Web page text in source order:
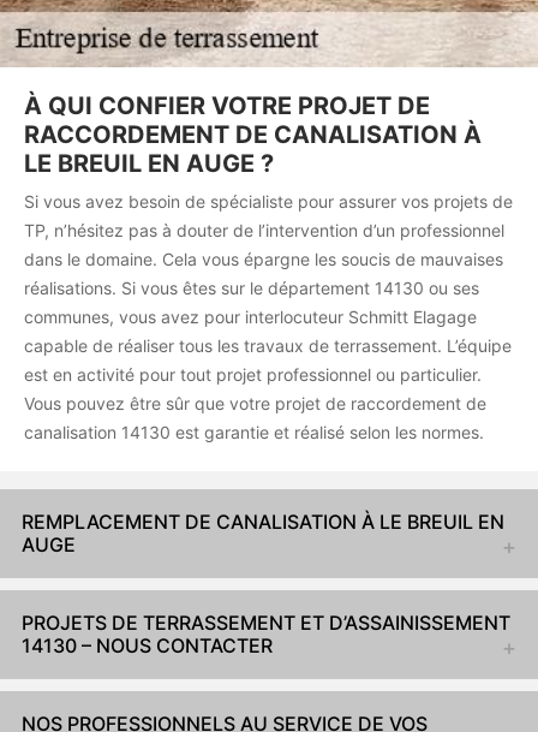
À QUI CONFIER VOTRE PROJET DE
RACCORDEMENT DE CANALISATION À
LE BREUIL EN AUGE ?
Si vous avez besoin de spécialiste pour assurer vos projets de
TP, n’hésitez pas à douter de l’intervention d’un professionnel
dans le domaine. Cela vous épargne les soucis de mauvaises
réalisations. Si vous êtes sur le département 14130 ou ses
communes, vous avez pour interlocuteur Schmitt Elagage
capable de réaliser tous les travaux de terrassement. L’équipe
est en activité pour tout projet professionnel ou particulier.
Vous pouvez être sûr que votre projet de raccordement de
canalisation 14130 est garantie et réalisé selon les normes.
REMPLACEMENT DE CANALISATION À LE BREUIL EN
AUGE
PROJETS DE TERRASSEMENT ET D’ASSAINISSEMENT
14130 – NOUS CONTACTER
NOS PROFESSIONNELS AU SERVICE DE VOS